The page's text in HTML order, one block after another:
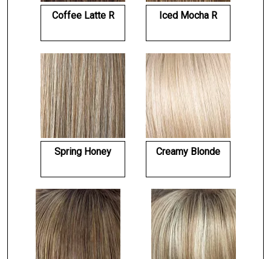
Coffee Latte R Iced Mocha R
Spring Honey Creamy Blonde